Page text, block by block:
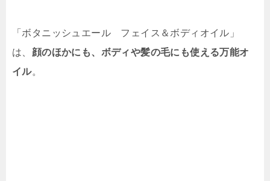
「ボタニッシュエール フェイス＆ボディオイル」
は、 顔のほかにも、ボディや髪の毛にも使える万能オ
イル。